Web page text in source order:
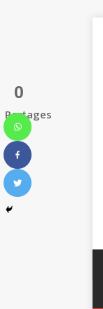
0
Partages